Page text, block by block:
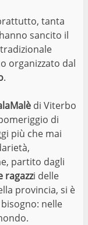
tanta
sancito il
organizzato dal
.
di Viterbo
di
più che mai
partito dagli
ragazzi delle
provincia, si è
nelle